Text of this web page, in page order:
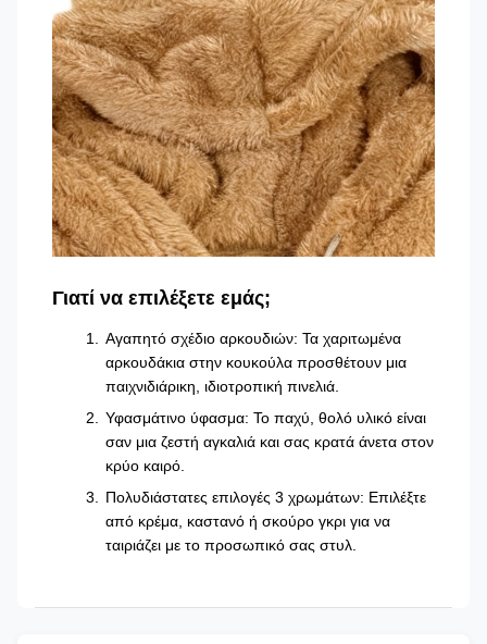
Γιατί να επιλέξετε εμάς;
Αγαπητό σχέδιο αρκουδιών: Τα χαριτωμένα
αρκουδάκια στην κουκούλα προσθέτουν μια
παιχνιδιάρικη, ιδιοτροπική πινελιά.
Υφασμάτινο ύφασμα: Το παχύ, θολό υλικό είναι
σαν μια ζεστή αγκαλιά και σας κρατά άνετα στον
κρύο καιρό.
Πολυδιάστατες επιλογές 3 χρωμάτων: Επιλέξτε
από κρέμα, καστανό ή σκούρο γκρι για να
ταιριάζει με το προσωπικό σας στυλ.